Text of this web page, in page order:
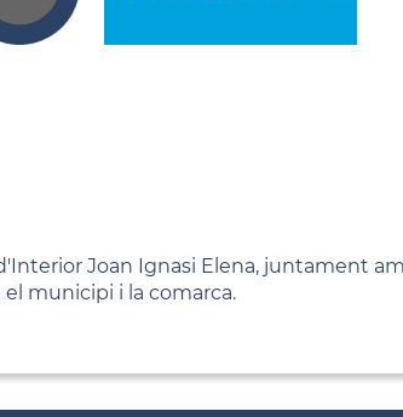
Joan Ignasi Elena, juntament
municipi i la comarca.